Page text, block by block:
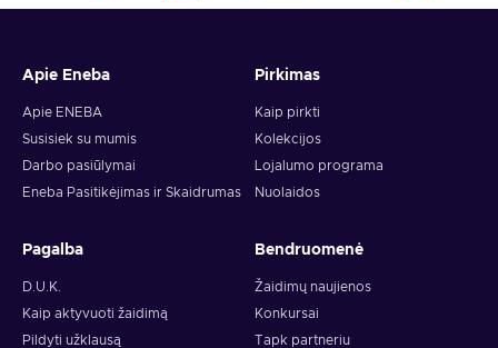
Apie Eneba
Apie ENEBA
Susisiek su mumis
Darbo pasiūlymai
Eneba Pasitikėjimas ir Skaidrumas
Pirkimas
Kaip pirkti
Kolekcijos
Lojalumo programa
Nuolaidos
Pagalba
D.U.K.
Kaip aktyvuoti žaidimą
Pildyti užklausą
Bendruomenė
Žaidimų naujienos
Konkursai
Tapk partneriu